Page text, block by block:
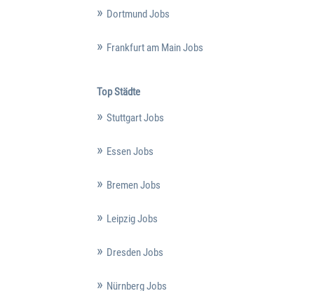
Dortmund Jobs
Frankfurt am Main Jobs
Top Städte
Stuttgart Jobs
Essen Jobs
Bremen Jobs
Leipzig Jobs
Dresden Jobs
Nürnberg Jobs